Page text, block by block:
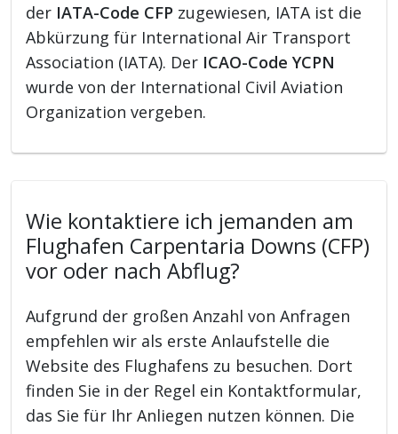
der IATA-Code CFP zugewiesen, IATA ist die
Abkürzung für International Air Transport
Association (IATA). Der ICAO-Code YCPN
wurde von der International Civil Aviation
Organization vergeben.
Wie kontaktiere ich jemanden am
Flughafen Carpentaria Downs (CFP)
vor oder nach Abflug?
Aufgrund der großen Anzahl von Anfragen
empfehlen wir als erste Anlaufstelle die
Website des Flughafens zu besuchen. Dort
finden Sie in der Regel ein Kontaktformular,
das Sie für Ihr Anliegen nutzen können. Die